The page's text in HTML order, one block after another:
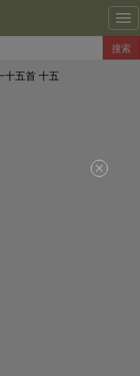
古
诗
集
搜索
十五首 十五